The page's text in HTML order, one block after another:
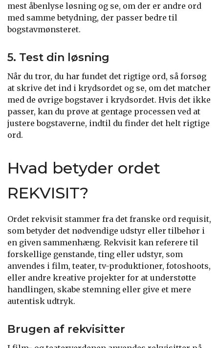
mest åbenlyse løsning og se, om der er andre ord
med samme betydning, der passer bedre til
bogstavmønsteret.
5. Test din løsning
Når du tror, du har fundet det rigtige ord, så forsøg
at skrive det ind i krydsordet og se, om det matcher
med de øvrige bogstaver i krydsordet. Hvis det ikke
passer, kan du prøve at gentage processen ved at
justere bogstaverne, indtil du finder det helt rigtige
ord.
Hvad betyder ordet
REKVISIT?
Ordet rekvisit stammer fra det franske ord requisit,
som betyder det nødvendige udstyr eller tilbehør i
en given sammenhæng. Rekvisit kan referere til
forskellige genstande, ting eller udstyr, som
anvendes i film, teater, tv-produktioner, fotoshoots,
eller andre kreative projekter for at understøtte
handlingen, skabe stemning eller give et mere
autentisk udtryk.
Brugen af rekvisitter